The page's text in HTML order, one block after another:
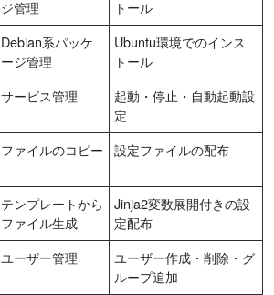
ジ管理
トール
Debian系パッケ
ージ管理
Ubuntu環境でのインス
トール
サービス管理
起動・停止・自動起動設
定
ファイルのコピー 設定ファイルの配布
テンプレートから
ファイル生成
Jinja2変数展開付きの設
定配布
ユーザー管理
ユーザー作成・削除・グ
ループ追加